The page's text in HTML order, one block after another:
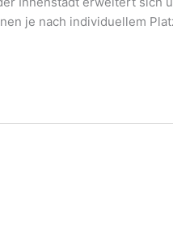
je nach individuellem